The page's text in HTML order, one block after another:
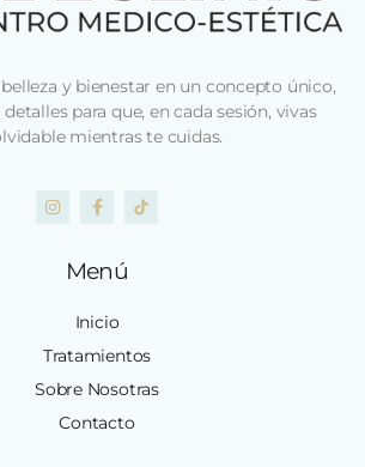
y bienestar en un concepto único,
para que, en cada sesión, vivas
mientras te cuidas.
Menú
Inicio
Tratamientos
Sobre Nosotras
Contacto